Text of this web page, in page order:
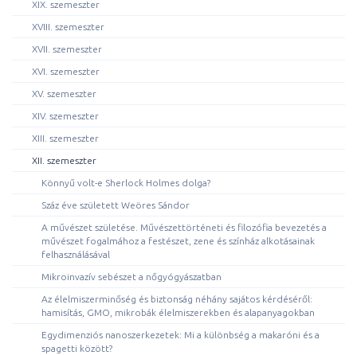
XIX. szemeszter
XVIII. szemeszter
XVII. szemeszter
XVI. szemeszter
XV. szemeszter
XIV. szemeszter
XIII. szemeszter
XII. szemeszter
Könnyű volt-e Sherlock Holmes dolga?
Száz éve született Weöres Sándor
A művészet születése. Művészettörténeti és filozófia bevezetés a
művészet fogalmához a festészet, zene és színház alkotásainak
felhasználásával
Mikroinvazív sebészet a nőgyógyászatban
Az élelmiszerminőség és biztonság néhány sajátos kérdéséről:
hamisítás, GMO, mikrobák élelmiszerekben és alapanyagokban
Egydimenziós nanoszerkezetek: Mi a különbség a makaróni és a
spagetti között?